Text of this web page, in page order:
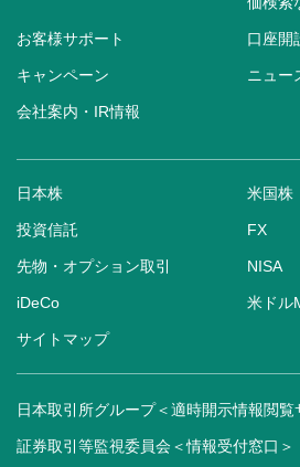
お客様サポート 口座開
キャンペーン ニュー
会社案内・IR情報
日本株 米国株
投資信託 FX
先物・オプション取引 NISA
iDeCo 米ドル
サイトマップ
日本取引所グループ＜適時開示情報閲覧
証券取引等監視委員会＜情報受付窓口＞